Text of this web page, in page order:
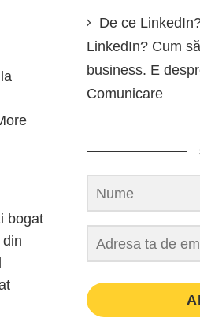
bogat
De ce
LinkedIn? Cum
business. E
Comunicare